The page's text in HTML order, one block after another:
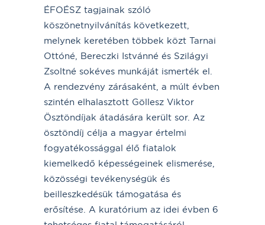
ÉFOÉSZ tagjainak szóló
köszönetnyilvánítás következett,
melynek keretében többek közt Tarnai
Ottóné, Bereczki Istvánné és Szilágyi
Zsoltné sokéves munkáját ismerték el.
A rendezvény zárásaként, a múlt évben
szintén elhalasztott Göllesz Viktor
Ösztöndíjak átadására került sor. Az
ösztöndíj célja a magyar értelmi
fogyatékossággal élő fiatalok
kiemelkedő képességeinek elismerése,
közösségi tevékenységük és
beilleszkedésük támogatása és
erősítése. A kuratórium az idei évben 6